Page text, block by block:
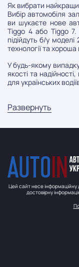
Як вибрати
Вибір автомобіля
ви шукаєте нове
Tiggo 4 або Tiggo 7.
підійдуть б/у
технології та
У будь-якому
якості та
для українських
Развернуть
Цей сайт несе інформаційну
достовірну